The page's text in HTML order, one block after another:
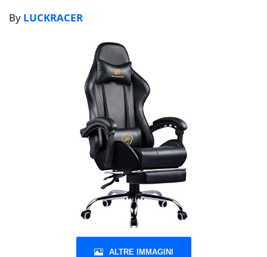
By LUCKRACER
ALTRE IMMAGINI